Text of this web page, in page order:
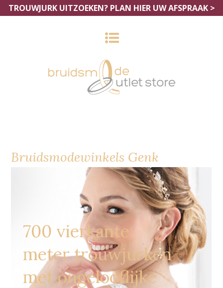
TROUWJURK UITZOEKEN? PLAN HIER UW AFSPRAAK >
Bruidsmodewinkels Genk
700 vierkante
meter trouwjurken
met ongelooflijke